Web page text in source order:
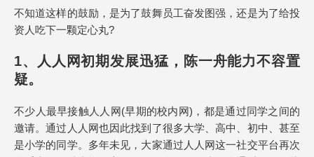
不知道这样的鼓励，是为了鼓舞员工奋发图强，还是为了给投
资人吃下一颗定心丸?
1、人人网初期发展迅猛，陈一舟能力不容置
疑。
不少人最早接触人人网(早期的校内网)，都是通过同学之间的
邀请。通过人人网也因此找到了很多大学、高中、初中、甚至
是小学的同学。多年未见，大家通过人人网这一社交平台再次